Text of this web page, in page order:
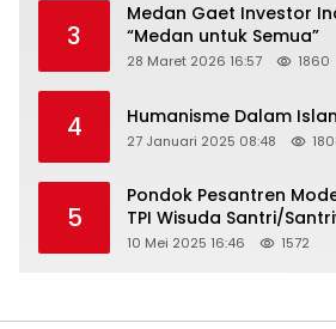
3
Medan Gaet Investor
“Medan untuk Semua”
28 Maret 2026 16:57 1860
4 Humanisme Dalam
27 Januari 2025 08:48
5
Pondok Pesantren
TPI Wisuda Santri/
XXXIII
10 Mei 2025 16:46 1572